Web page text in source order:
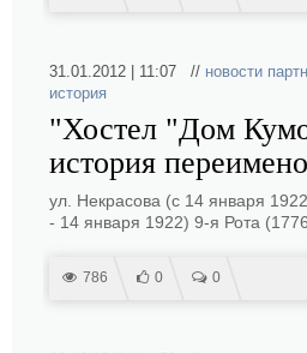
31.01.2012 | 11:07 // новости
история
"Хостел "Дом
история
ул. Некрасова (с 14 января
- 14 января 1922) 9-я Рота
786 0 0